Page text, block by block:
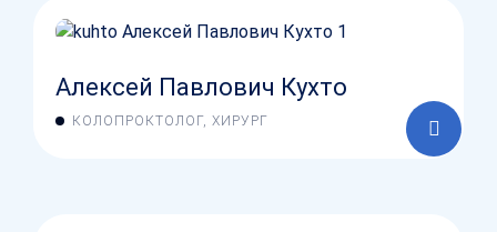
Алексей Павлович Кухто
КОЛОПРОКТОЛОГ, ХИРУРГ